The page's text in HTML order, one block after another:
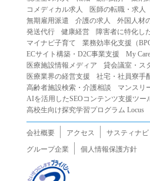
（７）政治・選挙・宗教活動また
（８）本サービスの運営を妨害す
（９）法令違反、犯罪行為、また
（１０）暴力的な要求行為、また
当な要求行為
（１１）その他当社が不適切であ
２.当社は、前項の定めに該当す
の提供を停止または中断すること
第５条（免責）
１.当社は、本サービスの利用（
三者の情報提供行為等を含みます
コメディカル求人
医師の転職・求人
無期雇用派遣
介護の求人 外国人材
発送代行
健康経営
障害者に特化し
マイナビ子育て
業務効率化支援（
ECサイト構築・D2C事業支援
My
医療施設情報メディア
貸会議室・ス
医療業界の経営支援
社宅・社員寮手
高齢者施設検索・介護相談
マンスリ
AIを活用したSEOコンテンツ支援ツー
高校生向け探究学習プログラム Locus
会社概要 アクセス サスティナビ
グループ企業
個人情報保護方針